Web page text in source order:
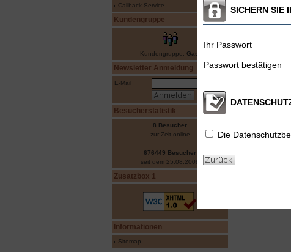
Callback Service
Kundengruppe
Kundengruppe: Gast
Newsletter Anmeldung
E-Mail
Besucherstatistik
8 Besucher
zur Zeit online
676449 Besucher
seit dem 25.08.2008
Zusatzbox 1
Informationen
Sitemap
SICHERN SIE
Ihr Passwort
Passwort bestätigen
Die